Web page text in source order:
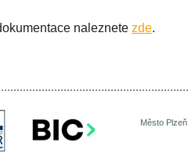
naleznete zde.
Město Plzeň